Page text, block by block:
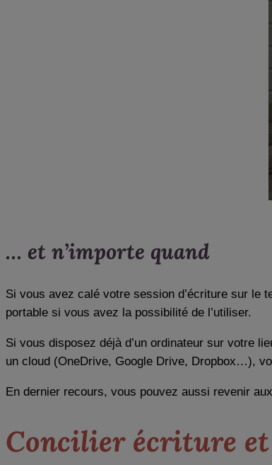
… et n’importe quand
Si vous avez calé votre session d’écriture sur le
portable si vous avez la possibilité de l’utiliser.
Si vous disposez déjà d’un ordinateur sur votre
un cloud (OneDrive, Google Drive, Dropbox…),
En dernier recours, vous pouvez aussi revenir
Concilier écriture